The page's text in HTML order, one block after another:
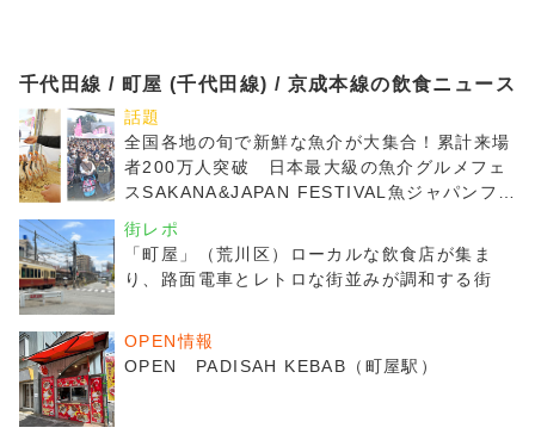
千代田線 / 町屋 (千代田線) / 京成本線の飲食ニュース
話題
全国各地の旬で新鮮な魚介が大集合！累計来場
者200万人突破 日本最大級の魚介グルメフェ
スSAKANA&JAPAN FESTIVAL魚ジャパンフェ
ス2025 in 代々木公園
街レポ
「町屋」（荒川区）ローカルな飲食店が集ま
り、路面電車とレトロな街並みが調和する街
OPEN情報
OPEN PADISAH KEBAB（町屋駅）